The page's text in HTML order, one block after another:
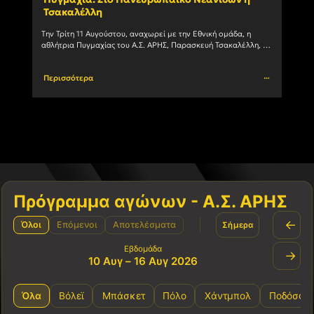
Τσακαλέλλη
Tην Τρίτη 11 Αυγούστου, αναχωρεί με την Εθνική ομάδα, η
αθλήτρια Πυγμαχίας του Α.Σ. ΑΡΗΣ, Παρασκευή Τσακαλέλλη,
Περισσότερα
Πρόγραμμα αγώνων - Α.Σ. ΑΡΗΣ
Όλοι Επόμενοι Αποτελέσματα Σήμερα ←
Εβδομάδα
10 Αυγ – 16 Αυγ 2026 →
Όλα Βόλεϊ Μπάσκετ Πόλο Χάντμπολ